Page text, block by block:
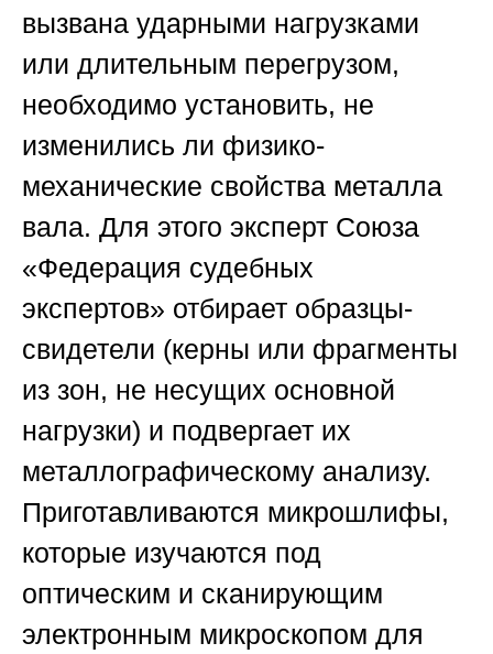
вызвана ударными нагрузками
или длительным перегрузом,
необходимо установить, не
изменились ли физико-
механические свойства металла
вала. Для этого эксперт Союза
«Федерация судебных
экспертов» отбирает образцы-
свидетели (керны или фрагменты
из зон, не несущих основной
нагрузки) и подвергает их
металлографическому анализу.
Приготавливаются микрошлифы,
которые изучаются под
оптическим и сканирующим
электронным микроскопом для